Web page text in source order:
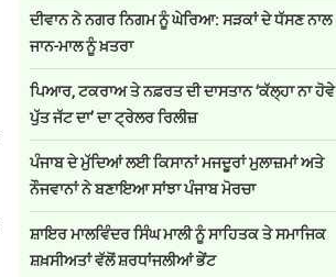
ਦੀਵਾਨ ਨੇ ਨਗਰ ਨਿਗਮ ਨੂੰ ਘੇਰਿਆ: ਸੜਕਾਂ ਦੇ ਧੱਸਣ ਨਾਲ
ਜਾਨ-ਮਾਲ ਨੂੰ ਖ਼ਤਰਾ
ਪਿਆਰ, ਟਕਰਾਅ ਤੇ ਨਫ਼ਰਤ ਦੀ ਦਾਸਤਾਨ ‘ਕੱਲ੍ਹਾ ਨਾ ਹੋਵੇ
ਪੁੱਤ ਜੱਟ ਦਾ’ ਦਾ ਟ੍ਰੇਲਰ ਰਿਲੀਜ਼
ਪੰਜਾਬ ਦੇ ਮੁੱਦਿਆਂ ਲਈ ਕਿਸਾਨਾਂ ਮਜਦੂਰਾਂ ਮੁਲਾਜ਼ਮਾਂ ਅਤੇ
ਨੌਜਵਾਨਾਂ ਨੇ ਬਣਾਇਆ ਸਾਂਝਾ ਪੰਜਾਬ ਮੋਰਚਾ
ਸ਼ਾਇਰ ਮਾਲਵਿੰਦਰ ਸਿੰਘ ਮਾਲੀ ਨੂੰ ਸਾਹਿਤਕ ਤੇ ਸਮਾਜਿਕ
ਸ਼ਖ਼ਸੀਅਤਾਂ ਵੱਲੋਂ ਸ਼ਰਧਾਂਜਲੀਆਂ ਭੇਂਟ